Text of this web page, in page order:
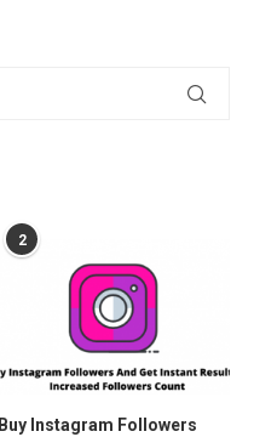
2
Buy Instagram Followers